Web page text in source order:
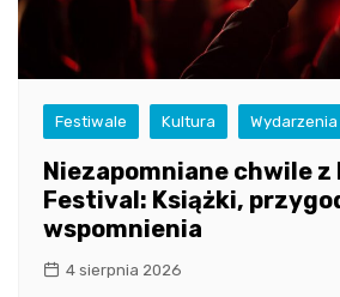
Festiwale Kultura Wydarzenia
Niezapomniane chwile z
Festival: Książki,
wspomnienia
4 sierpnia 2026